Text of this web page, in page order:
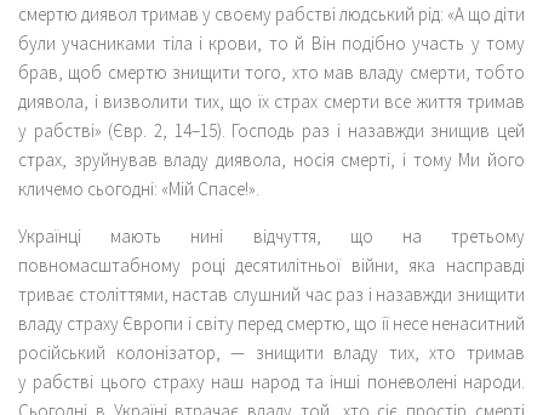
смертю диявол тримав у своєму рабстві людський рід: «А що діти
були учасниками тіла і крови, то й Він подібно участь у тому
брав, щоб смертю знищити того, хто мав владу смерти, тобто
диявола, і визволити тих, що їх страх смерти все життя тримав
у рабстві» (Євр. 2, 14–15). Господь раз і назавжди знищив цей
страх, зруйнував владу диявола, носія смерті, і тому Ми його
кличемо сьогодні: «Мій Спасе!».
Українці мають нині відчуття, що на третьому
повномасштабному році десятилітньої війни, яка насправді
триває століттями, настав слушний час раз і назавжди знищити
владу страху Європи і світу перед смертю, що її несе ненаситний
російський колонізатор, — знищити владу тих, хто тримав
у рабстві цього страху наш народ та інші поневолені народи.